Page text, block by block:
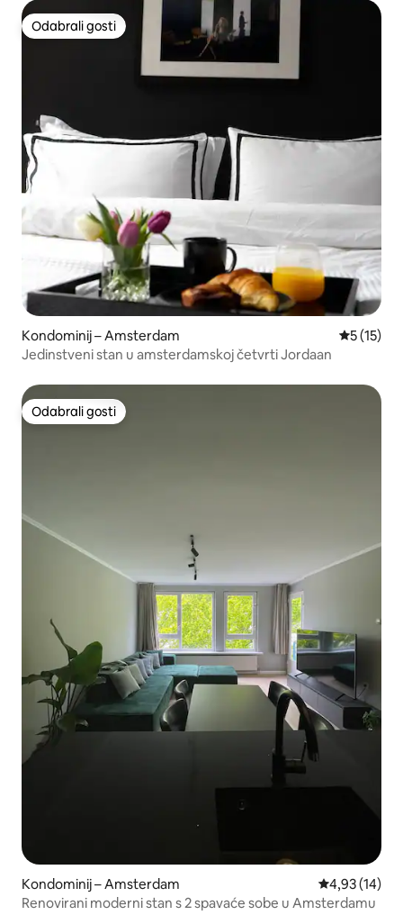
Odabrali gosti
Odabrali gosti
Kondominij – Amsterdam Prosječna
5 (15)
Jedinstveni stan u amsterdamskoj četvrti Jordaan
Odabrali gosti
Odabrali gosti
Kondominij – Amsterdam Prosječna
4,93 (14)
Renovirani moderni stan s 2 spavaće sobe u Amsterdamu